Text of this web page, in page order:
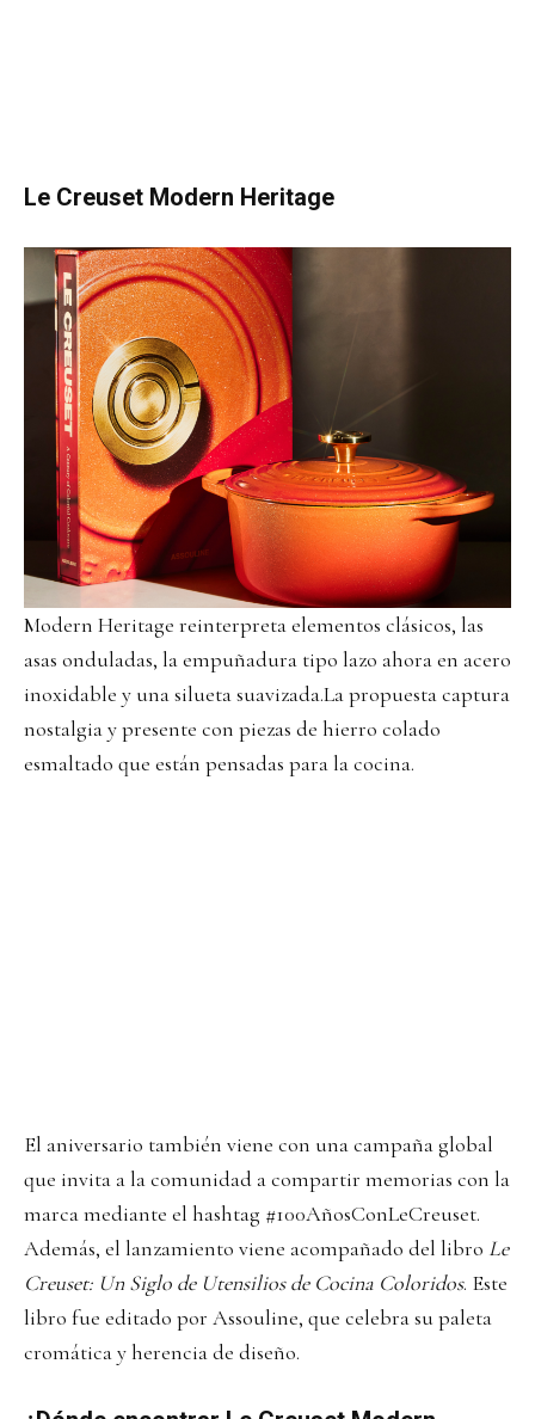
Le Creuset Modern Heritage
Modern Heritage reinterpreta elementos clásicos, las
asas onduladas, la empuñadura tipo lazo ahora en acero
inoxidable y una silueta suavizada.La propuesta captura
nostalgia y presente con piezas de hierro colado
esmaltado que están pensadas para la cocina.
El aniversario también viene con una campaña global
que invita a la comunidad a compartir memorias con la
marca mediante el hashtag #100AñosConLeCreuset.
Además, el lanzamiento viene acompañado del libro Le
Creuset: Un Siglo de Utensilios de Cocina Coloridos. Este
libro fue editado por Assouline, que celebra su paleta
cromática y herencia de diseño.